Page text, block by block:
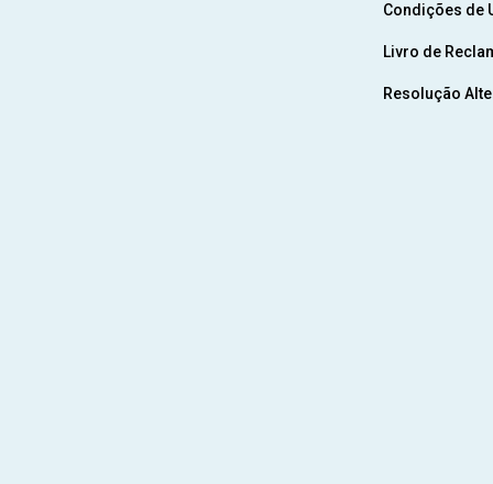
Condições de
Livro de
Resolução